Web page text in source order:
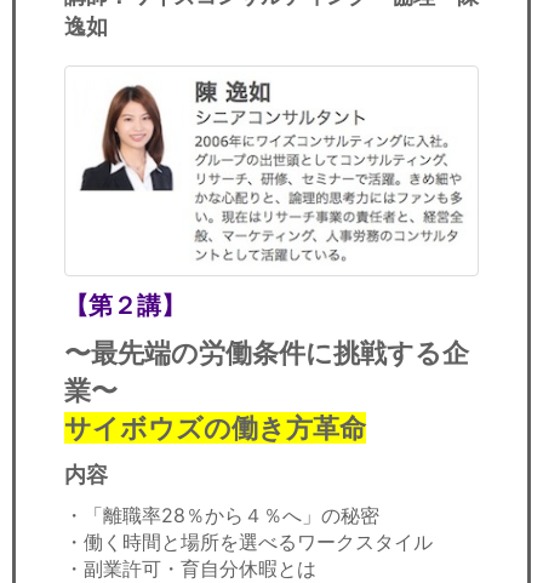
逸如
【第２講】
〜最先端の労働条件に挑戦する企
業〜
サイボウズの働き方革命
内容
・「離職率28％から４％へ」の秘密
・働く時間と場所を選べるワークスタイル
・副業許可・育自分休暇とは